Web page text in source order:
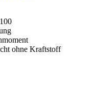
ohne Kraftstoff